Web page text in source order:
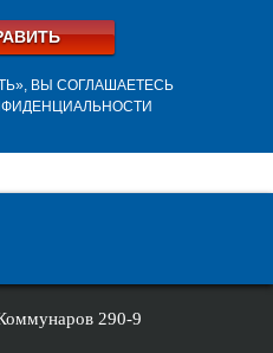
ВЫ СОГЛАШАЕТЕСЬ
290-9